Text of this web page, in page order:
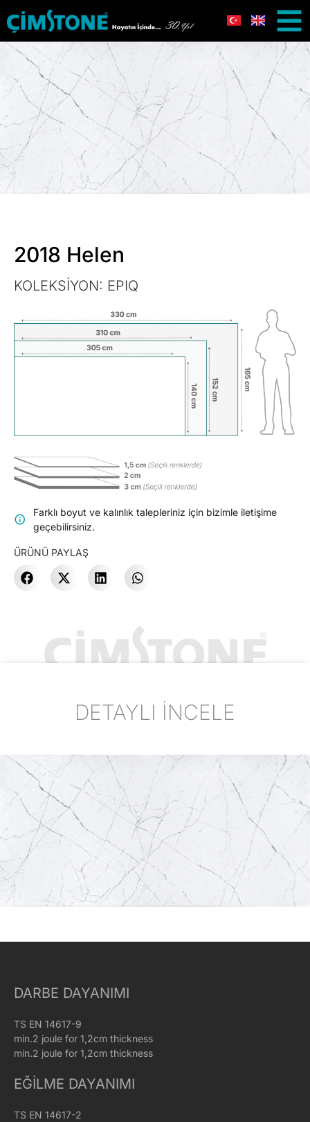
2018 Helen
KOLEKSİYON: EPIQ
Farklı boyut ve kalınlık talepleriniz için bizimle iletişime
geçebilirsiniz.
ÜRÜNÜ PAYLAŞ
DETAYLI İNCELE
DARBE DAYANIMI
TS EN 14617-9
min.2 joule for 1,2cm thickness
min.2 joule for 1,2cm thickness
EĞILME DAYANIMI
TS EN 14617-2